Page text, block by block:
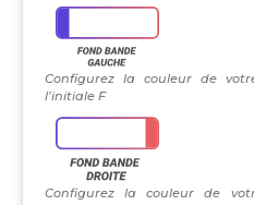
Configurez la couleur de
l’initiale F
Configurez la couleur de